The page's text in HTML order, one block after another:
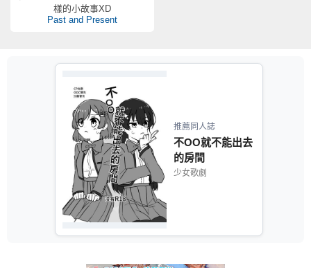
樣的小故事XD
Past and Present
推薦同人誌
不OO就不能出去
的房間
少女歌劇